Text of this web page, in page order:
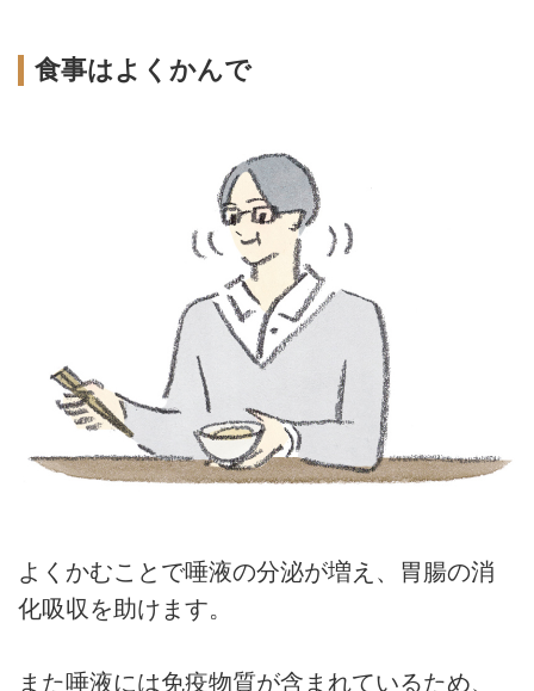
食事はよくかんで
よくかむことで唾液の分泌が増え、胃腸の消
化吸収を助けます。
また唾液には免疫物質が含まれているため、